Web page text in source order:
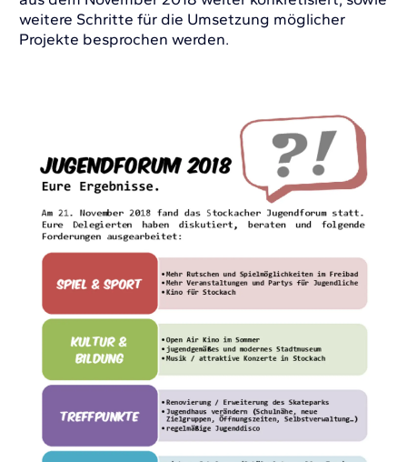
weitere Schritte für die Umsetzung möglicher
Projekte besprochen werden.